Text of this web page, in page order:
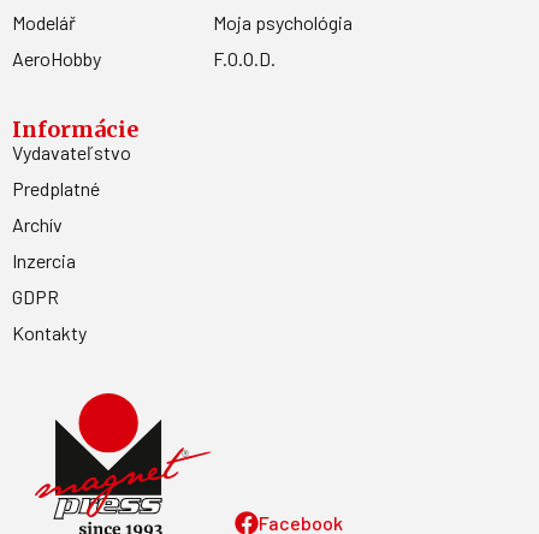
Facebook
Modelář
AeroHobby
Moja psychológia
F.O.O.D.
Informácie
Vydavateľstvo
Predplatné
Archív
Inzercia
GDPR
Kontakty